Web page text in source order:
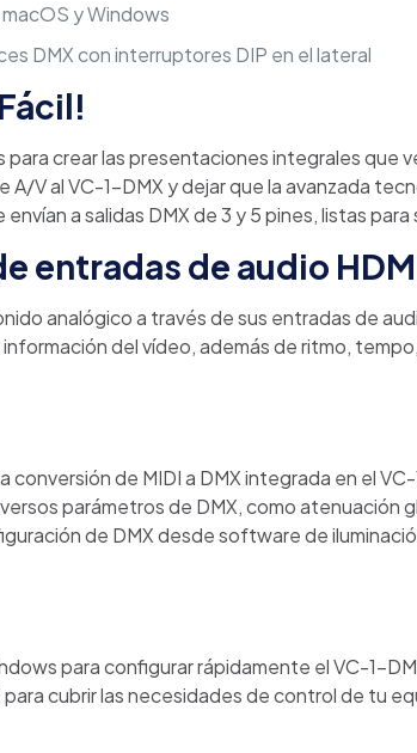
y Windows
DMX con interruptores DIP en el lateral
crear las presentaciones integrales que
V al VC-1-DMX y dejar que la avanzada
a salidas DMX de 3 y 5 pines, listas
entradas de audio
analógico a través de sus entradas de
del vídeo, además de ritmo,
de MIDI a DMX integrada en el
parámetros de DMX, como atenuación
de DMX desde software de
para configurar rápidamente el VC-1-
cubrir las necesidades de control de tu